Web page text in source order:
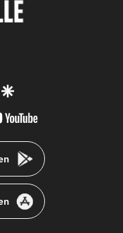
twittergoogle
youtube-